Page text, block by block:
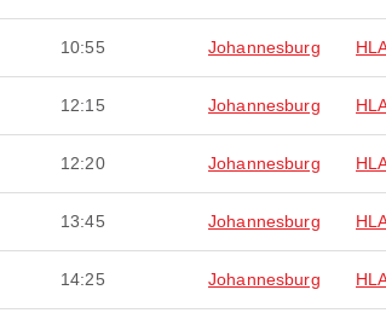
10:55 Johannesburg
12:15 Johannesburg
12:20 Johannesburg
13:45 Johannesburg
14:25 Johannesburg